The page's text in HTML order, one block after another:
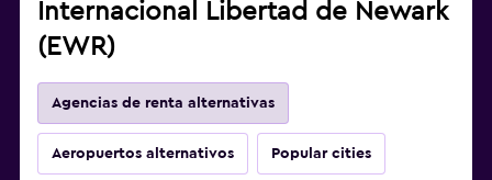
Internacional Libertad de Newark
(EWR)
Agencias de renta alternativas
Aeropuertos alternativos Popular cities